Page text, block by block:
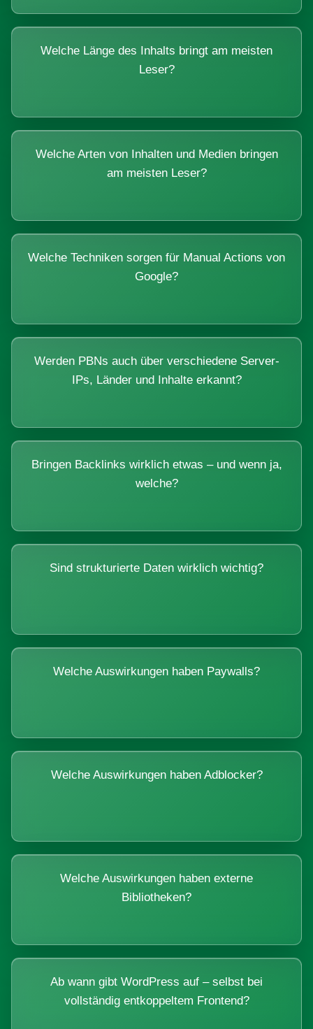
Welche Länge des Inhalts bringt am meisten
Leser?
Welche Arten von Inhalten und Medien bringen
am meisten Leser?
Welche Techniken sorgen für Manual Actions von
Google?
Werden PBNs auch über verschiedene Server-
IPs, Länder und Inhalte erkannt?
Bringen Backlinks wirklich etwas – und wenn ja,
welche?
Sind strukturierte Daten wirklich wichtig?
Welche Auswirkungen haben Paywalls?
Welche Auswirkungen haben Adblocker?
Welche Auswirkungen haben externe
Bibliotheken?
Ab wann gibt WordPress auf – selbst bei
vollständig entkoppeltem Frontend?